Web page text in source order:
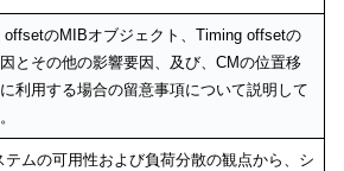
offsetのMIBオブジェクト、Timing offsetの
とその他の影響要因、及び、CMの位置移
利用する場合の留意事項について説明して
テムの可用性および負荷分散の観点から、シ